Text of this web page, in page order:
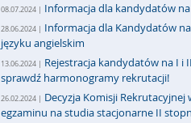
08.07.2024 | Informacja dla kandydatów
28.06.2024 | Informacja dla Kandydatów
języku angielskim
13.06.2024 | Rejestracja kandydatów na I i
sprawdź harmonogramy rekrutacji!
26.02.2024 | Decyzja Komisji
egzaminu na studia stacjonarne II